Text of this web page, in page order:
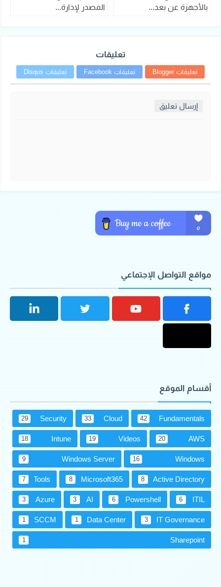
بالأجهزة عن بعد...
المصدر لإدارة...
تعليقات
تعليقات Blogger تعليقات Facebook تعليقات Disqus
إرسال تعليق
مواقع التواصل الإجتماعي
أقسام الموقع
Fundamentals
42
Cloud
33
Security
29
AWS
20
Videos
19
Intune
18
Windows
16
Windows Server
9
Active Directory
8
Microsoft365
8
Tools
7
ITIL
6
Powershell
6
AI
3
Azure
3
IT Governance
3
Data Center
1
SCCM
1
Sharepoint
1